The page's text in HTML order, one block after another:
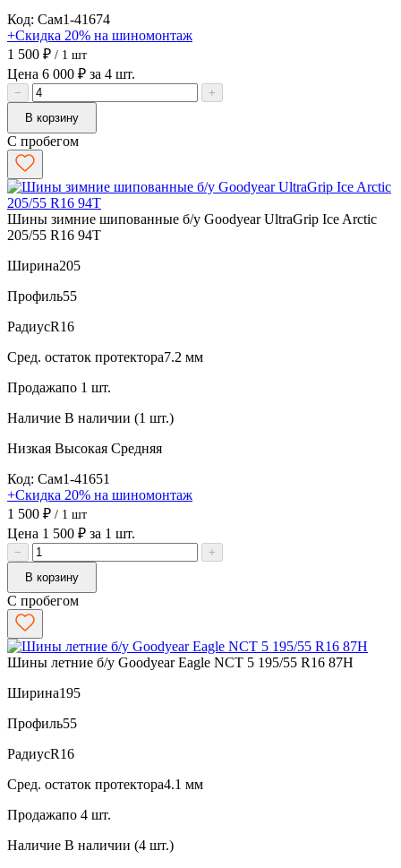
Код: Сам1-41674
+Скидка 20% на шиномонтаж
1 500 ₽ / 1 шт
Цена 6 000 ₽ за 4 шт.
−
+
В корзину
С пробегом
Шины зимние шипованные б/у Goodyear UltraGrip Ice Arctic
205/55 R16 94T
Ширина205
Профиль55
РадиусR16
Сред. остаток протектора7.2 мм
Продажапо 1 шт.
Наличие В наличии (1 шт.)
Низкая Высокая Средняя
Код: Сам1-41651
+Скидка 20% на шиномонтаж
1 500 ₽ / 1 шт
Цена 1 500 ₽ за 1 шт.
−
+
В корзину
С пробегом
Шины летние б/у Goodyear Eagle NCT 5 195/55 R16 87H
Ширина195
Профиль55
РадиусR16
Сред. остаток протектора4.1 мм
Продажапо 4 шт.
Наличие В наличии (4 шт.)